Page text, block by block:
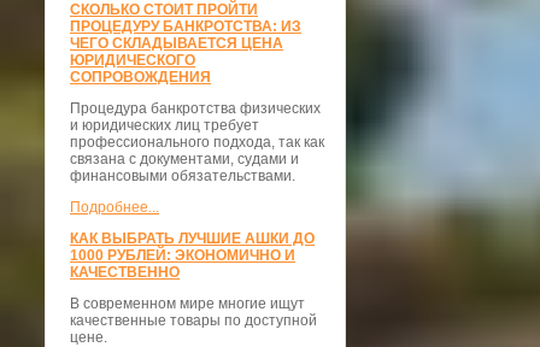
СКОЛЬКО СТОИТ ПРОЙТИ
ПРОЦЕДУРУ БАНКРОТСТВА: ИЗ
ЧЕГО СКЛАДЫВАЕТСЯ ЦЕНА
ЮРИДИЧЕСКОГО
СОПРОВОЖДЕНИЯ
Процедура банкротства физических
и юридических лиц требует
профессионального подхода, так как
связана с документами, судами и
финансовыми обязательствами.
Подробнее...
КАК ВЫБРАТЬ ЛУЧШИЕ АШКИ ДО
1000 РУБЛЕЙ: ЭКОНОМИЧНО И
КАЧЕСТВЕННО
В современном мире многие ищут
качественные товары по доступной
цене.